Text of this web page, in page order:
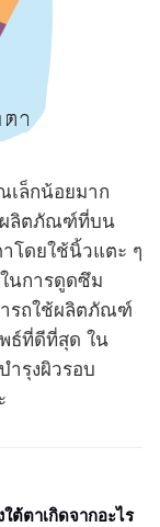
เล็กน้อยมาก
ผลิตภัณฑ์ที่บน
โดยใช้นิ้วแตะ ๆ
นการดูดซึม
รถใช้ผลิตภัณฑ์
ธ์ที่ดีที่สุด ใน
ำรุงผิวรอบ
ต้ตาเกิดจากอะไร